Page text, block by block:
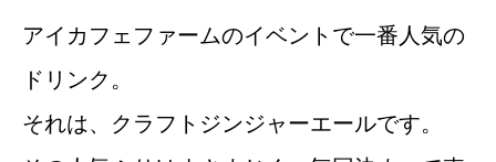
アイカフェファームのイベントで一番人気の
ドリンク。
それは、クラフトジンジャーエールです。